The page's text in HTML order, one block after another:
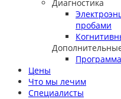
Диагностика
пробами
Цены
Что мы лечим
Специалисты